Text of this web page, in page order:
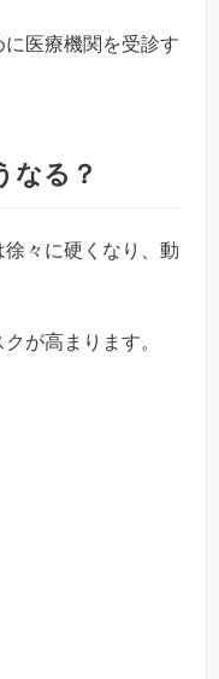
医療機関を受診す
なる？
々に硬くなり、動
が高まります。